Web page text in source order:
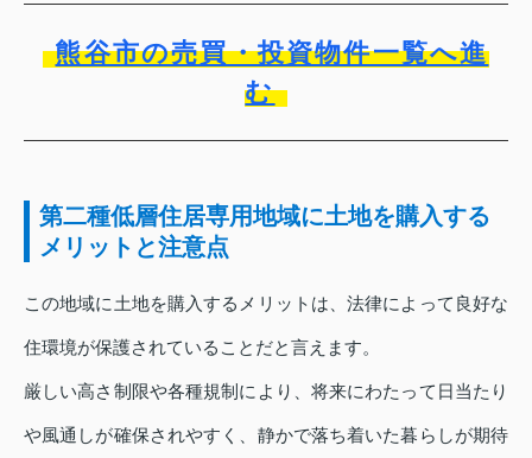
熊谷市の売買・投資物件一覧へ進
む
第二種低層住居専用地域に土地を購入する
メリットと注意点
この地域に土地を購入するメリットは、法律によって良好な
住環境が保護されていることだと言えます。
厳しい高さ制限や各種規制により、将来にわたって日当たり
や風通しが確保されやすく、静かで落ち着いた暮らしが期待